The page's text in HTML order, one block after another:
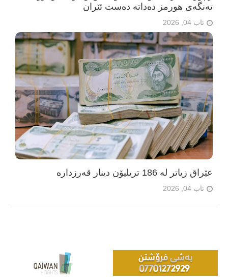
تەنگەی هورمز دەداتە دەست ئێران
ئاب 04, 2026
عێراق زیاتر لە 186 تریلیۆن دینار قەرزدارە
ئاب 04, 2026